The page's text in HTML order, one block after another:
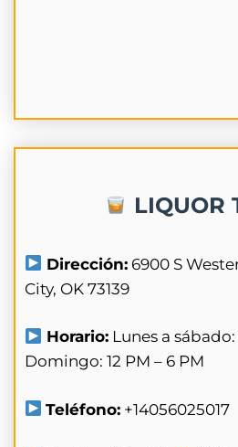
LIQUOR
Dirección: 6900 S
City, OK 73139
Horario: Lunes a sábado:
Domingo: 12 PM – 6 PM
Teléfono: +14056025017